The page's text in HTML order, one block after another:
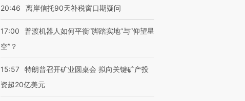
20:46 离岸信托90天补税窗口期疑问
17:00
普渡机器人如何平衡“脚踏实地”与“仰望星
空”？
15:57 特朗普召开矿业圆桌会 拟向关键矿产投
资超20亿美元